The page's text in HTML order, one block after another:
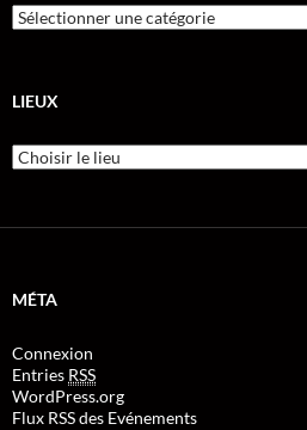
LIEUX
MÉTA
Connexion
Entries RSS
WordPress.org
Flux RSS des Evénements